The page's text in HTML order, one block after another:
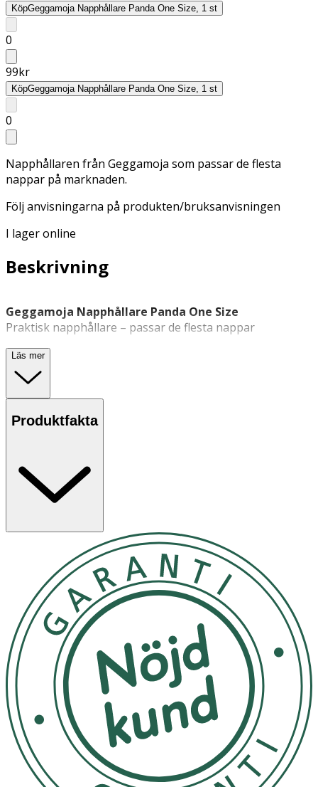
Köp Geggamoja Napphållare Panda One Size, 1 st
0
99kr
Köp Geggamoja Napphållare Panda One Size, 1 st
0
Napphållaren från Geggamoja som passar de flesta
nappar på marknaden.
Följ anvisningarna på produkten/bruksanvisningen
I lager online
Beskrivning
Geggamoja Napphållare Panda One Size
Praktisk napphållare – passar de flesta nappar
Geggamoja Napphållare är en
de flesta nappar på marknaden. Den är utformad för att
hålla nappen inom räckhåll och minska risken för att den
tappas eller försvinner. Med ett elastiskt silikonfäste och
ett nickelfritt metallspänne fästs napphållaren enkelt på
Egenskaper
· Passar de flesta nappar
· Elastisk ring i silikon
· Nickelfritt metallspänne
· Tillverkad i polyester
· CE-märkt
· Panda-design
Användning
· Fäst napphållaren i barnets kläder och i nappen
enligt instruktion.
· Kontrollera att båda ändarna är ordentligt fastsatta
före användning.
· Produkten ska inte användas som leksak eller
Läs mer
Produktfakta